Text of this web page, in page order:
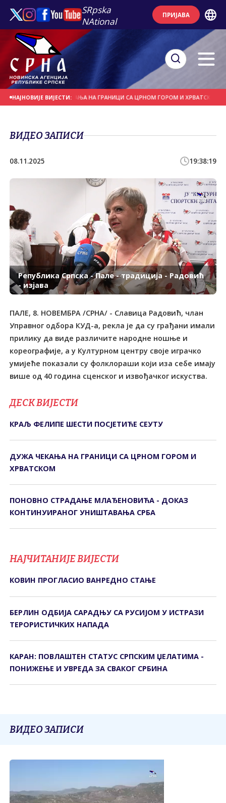
SRpska
NAtional
ПРИЈАВА
НАЈНОВИЈЕ ВИЈЕСТИ:
СЕУТУ ДУЖА ЧЕКАЊА НА ГРАНИЦИ СА ЦРНОМ ГОРОМ И ХРВАТСКОМ
ВИДЕО ЗАПИСИ
08.11.2025 19:38:19
Република Српска - Пале - традиција - Радовић
- изјава
ПАЛЕ, 8. НОВЕМБРА /СРНА/ - Славица Радовић, члан
Управног одбора КУД-а, рекла је да су грађани имали
прилику да виде различите народне ношње и
кореографије, а у Културном центру своје играчко
умијеће показали су фолклораши који иза себе имају
више од 40 година сценског и извођачког искуства.
ДЕСК ВИЈЕСТИ
КРАЉ ФЕЛИПЕ ШЕСТИ ПОСЈЕТИЋЕ СЕУТУ
ДУЖА ЧЕКАЊА НА ГРАНИЦИ СА ЦРНОМ ГОРОМ И
ХРВАТСКОМ
ПОНОВНО СТРАДАЊЕ МЛАЂЕНОВИЋА - ДОКАЗ
КОНТИНУИРАНОГ УНИШТАВАЊА СРБА
НАЈЧИТАНИЈЕ ВИЈЕСТИ
КОВИН ПРОГЛАСИО ВАНРЕДНО СТАЊЕ
БЕРЛИН ОДБИЈА САРАДЊУ СА РУСИЈОМ У ИСТРАЗИ
ТЕРОРИСТИЧКИХ НАПАДА
КАРАН: ПОВЛАШТЕН СТАТУС СРПСКИМ ЏЕЛАТИМА -
ПОНИЖЕЊЕ И УВРЕДА ЗА СВАКОГ СРБИНА
ВИДЕО ЗАПИСИ